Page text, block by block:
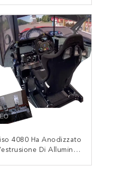
CONTATTACI
4080 Ha Anodizzato
Di Alluminio